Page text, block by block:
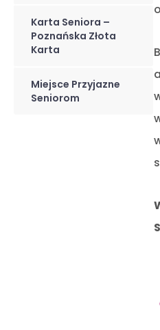
Karta Seniora –
Poznańska Złota
Karta
Miejsce Przyjazne
Seniorom